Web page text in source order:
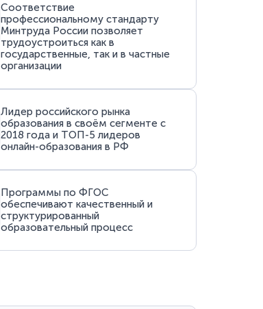
Соответствие
профессиональному стандарту
Минтруда России позволяет
трудоустроиться как в
государственные, так и в частные
организации
Лидер российского рынка
образования в своём сегменте с
2018 года и ТОП-5 лидеров
онлайн-образования в РФ
Программы по ФГОС
обеспечивают качественный и
структурированный
образовательный процесс